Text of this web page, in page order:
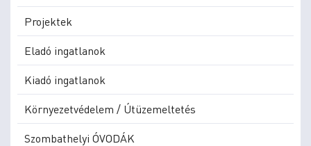
Projektek
Eladó ingatlanok
Kiadó ingatlanok
Környezetvédelem / Útüzemeltetés
Szombathelyi ÓVODÁK